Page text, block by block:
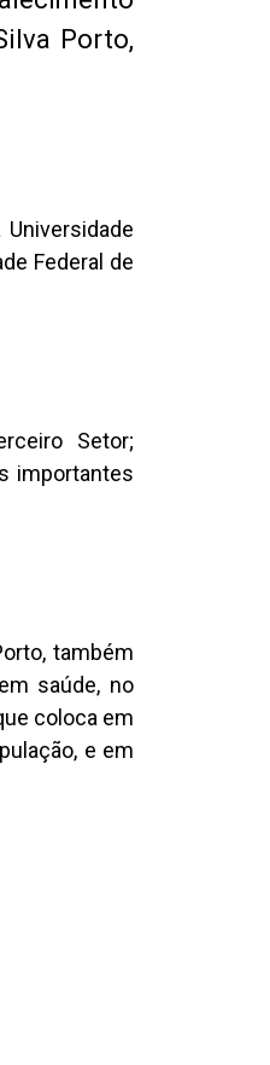
Porto,
Federal de
Setor;
importantes
também
saúde, no
coloca em
e em